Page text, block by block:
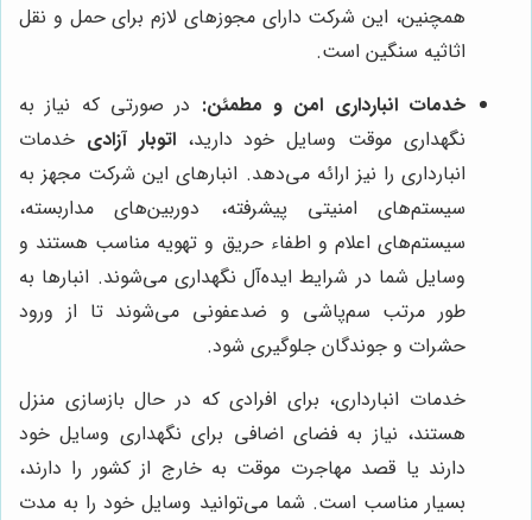
همچنین، این شرکت دارای مجوزهای لازم برای حمل و نقل
اثاثیه سنگین است.
خدمات انبارداری امن و مطمئن: در صورتی که نیاز به
نگهداری موقت وسایل خود دارید،اتوبار آزادی خدمات
انبارداری را نیز ارائه می‌دهد. انبارهای این شرکت مجهز به
سیستم‌های امنیتی پیشرفته، دوربین‌های مداربسته،
سیستم‌های اعلام و اطفاء حریق و تهویه مناسب هستند و
وسایل شما در شرایط ایده‌آل نگهداری می‌شوند. انبارها به
طور مرتب سم‌پاشی و ضدعفونی می‌شوند تا از ورود
حشرات و جوندگان جلوگیری شود.
خدمات انبارداری، برای افرادی که در حال بازسازی منزل
هستند، نیاز به فضای اضافی برای نگهداری وسایل خود
دارند یا قصد مهاجرت موقت به خارج از کشور را دارند،
بسیار مناسب است. شما می‌توانید وسایل خود را به مدت